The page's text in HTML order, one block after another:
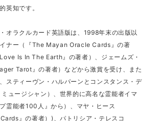
英知です。
オラクルカード英語版は、1998年末の出版以
ナー（『The Mayan Oracle Cards』の著
Is In The Earth』の著者）、ジェームズ・
Tarot』の著者）などから激賞を受け、また
スティーヴン・ハルパーンとコンスタンス・デ
ュージシャン）、世界的に高名な霊能者イマ
霊能者100人』から）、マヤ・ヒース
』の著者）)、パトリシア・テレスコ